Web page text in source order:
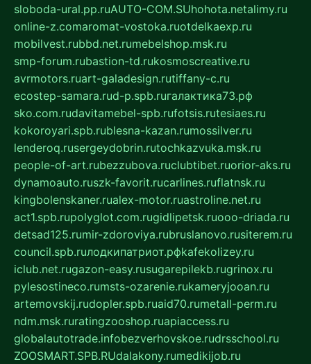
sloboda-ural.pp.ruAUTO-COM.SUhohota.netalimy.ru
online-z.comaromat-vostoka.ruotdelkaexp.ru
mobilvest.rubbd.net.rumebelshop.msk.ru
smp-forum.rubastion-td.rukosmoscreative.ru
avrmotors.ruart-galadesign.rutiffany-c.ru
ecostep-samara.rud-p.spb.ruгалактика73.рф
sko.com.rudavitamebel-spb.rufotsis.rutesiaes.ru
kokoroyari.spb.rublesna-kazan.rumossilver.ru
lenderoq.rusergeydobrin.rutochkazvuka.msk.ru
people-of-art.rubezzubova.ruclubtibet.ruorior-aks.ru
dynamoauto.ruszk-favorit.rucarlines.ruflatnsk.ru
kingbolenskaner.rualex-motor.ruastroline.net.ru
act1.spb.rupolyglot.com.rugidlipetsk.ruooo-driada.ru
detsad125.rumir-zdoroviya.rubruslanovo.rusiterem.ru
council.spb.ruлодкипатриот.рфkafekolizey.ru
iclub.net.rugazon-easy.rusugarepilekb.rugrinox.ru
pylesostineco.rumsts-ozarenie.rukameryjooan.ru
artemovskij.rudopler.spb.ruaid70.rumetall-perm.ru
ndm.msk.ruratingzooshop.ruapiaccess.ru
globalautotrade.infobezverhovskoe.rudrsschool.ru
ZOOSMART.SPB.RUdalakony.rumedikijob.ru